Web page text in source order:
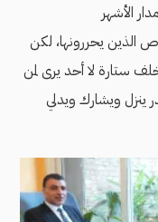
الأشهر
الذين يحررونها، لكن
ستارة لا أحد يرى لمن
ينزل ويشارك ويدلي